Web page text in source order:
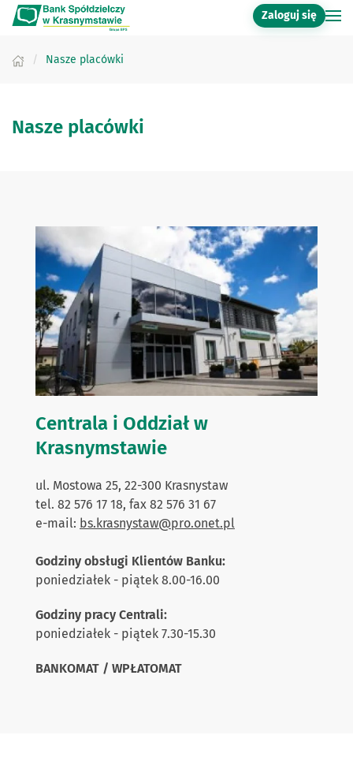
Zaloguj się
Nasze placówki
Nasze placówki
Centrala i Oddział w
Krasnymstawie
ul. Mostowa 25, 22-300 Krasnystaw
tel. 82 576 17 18, fax 82 576 31 67
e-mail: bs.krasnystaw@pro.onet.pl
Godziny obsługi Klientów Banku:
poniedziałek - piątek 8.00-16.00
Godziny pracy Centrali:
poniedziałek - piątek 7.30-15.30
BANKOMAT / WPŁATOMAT